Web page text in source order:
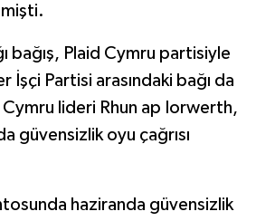
bağış, Plaid Cymru partisiyle
İşçi Partisi arasındaki bağı da
Cymru lideri Rhun ap Iorwerth,
güvensizlik oyu çağrısı
haziranda güvensizlik